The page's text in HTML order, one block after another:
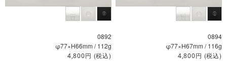
0892
φ77×H66mm / 112g
4,800円 (税込)
0894
φ77×H67mm / 116g
4,800円 (税込)